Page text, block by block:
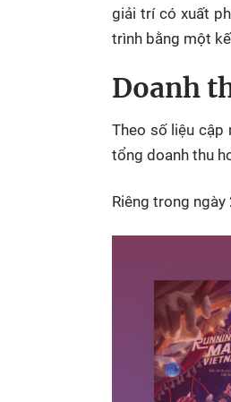
giải trí có xuất
trình bằng một
Doanh
Theo số liệu cập
tổng doanh thu
Riêng trong